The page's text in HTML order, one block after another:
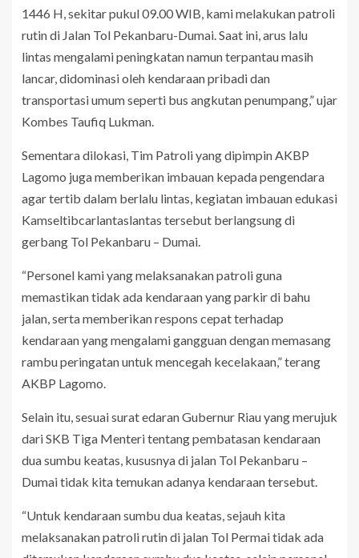
1446 H, sekitar pukul 09.00 WIB, kami melakukan patroli
rutin di Jalan Tol Pekanbaru-Dumai. Saat ini, arus lalu
lintas mengalami peningkatan namun terpantau masih
lancar, didominasi oleh kendaraan pribadi dan
transportasi umum seperti bus angkutan penumpang,” ujar
Kombes Taufiq Lukman.
Sementara dilokasi, Tim Patroli yang dipimpin AKBP
Lagomo juga memberikan imbauan kepada pengendara
agar tertib dalam berlalu lintas, kegiatan imbauan edukasi
Kamseltibcarlantaslantas tersebut berlangsung di
gerbang Tol Pekanbaru – Dumai.
“Personel kami yang melaksanakan patroli guna
memastikan tidak ada kendaraan yang parkir di bahu
jalan, serta memberikan respons cepat terhadap
kendaraan yang mengalami gangguan dengan memasang
rambu peringatan untuk mencegah kecelakaan,” terang
AKBP Lagomo.
Selain itu, sesuai surat edaran Gubernur Riau yang merujuk
dari SKB Tiga Menteri tentang pembatasan kendaraan
dua sumbu keatas, kususnya di jalan Tol Pekanbaru –
Dumai tidak kita temukan adanya kendaraan tersebut.
“Untuk kendaraan sumbu dua keatas, sejauh kita
melaksanakan patroli rutin di jalan Tol Permai tidak ada